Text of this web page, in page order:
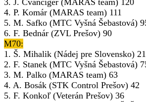
3. J. Cvanciger (MARAS team) 120
4. P. Komár (MARAS team) 111
5. M. Safko (MTC Vyšná Šebastová)
6. F. Bednár (ZVL Prešov) 90
M70:
1. Š. Mihalik (Nádej pre Slovensko)
2. F. Stanek (MTC Vyšná Šebastová)
3. M. Palko (MARAS team) 63
4. A. Bosák (STK Control Prešov) 42
5. F. Konkoľ (Veterán Prešov) 36